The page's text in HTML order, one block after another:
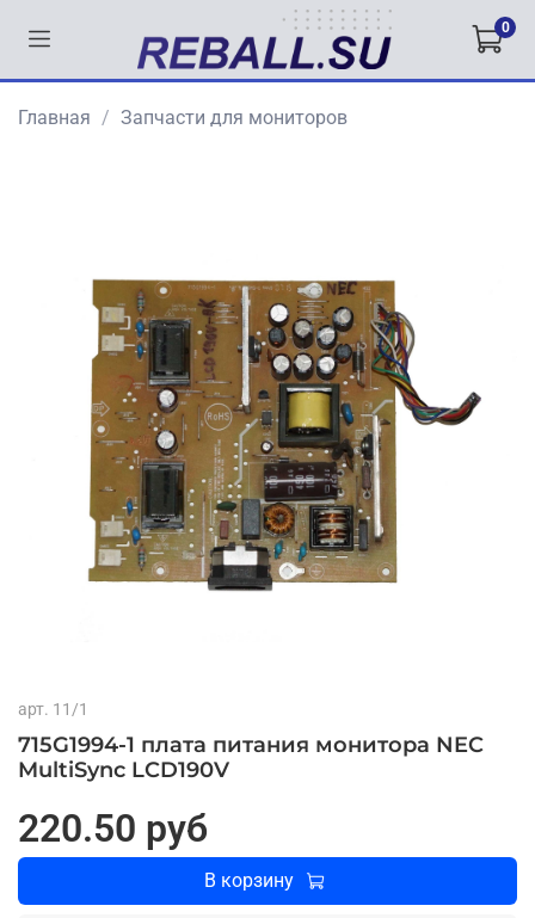
0
Главная Запчасти для мониторов
арт. 11/1
715G1994-1 плата питания монитора NEC
MultiSync LCD190V
220.50 руб
В корзину